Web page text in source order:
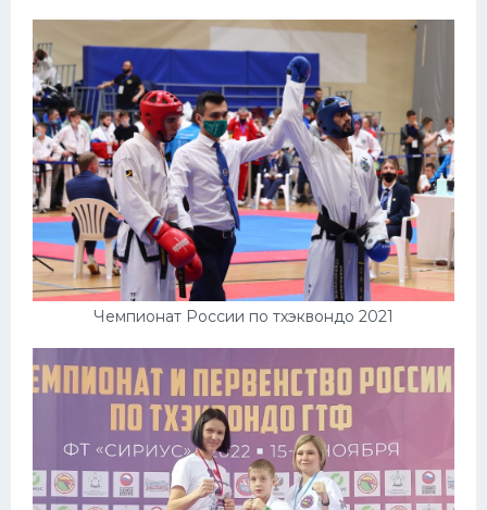
Чемпионат России по тхэквондо 2021